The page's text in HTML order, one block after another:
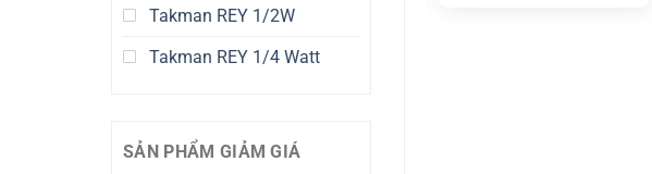
Takman REY 1/2W
Takman REY 1/4 Watt
SẢN PHẨM GIẢM GIÁ